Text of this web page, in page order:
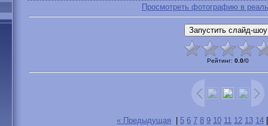
Просмотреть фотографию в
Рейтинг: 0.0/0
« Предыдущая 5 6 7 8 9 10 11 12 13 14 [